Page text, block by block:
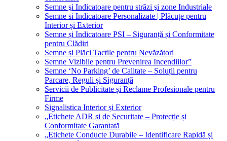
Semne şi Indicatoare pentru străzi şi zone Industriale
Semne si Indicatoare Personalizate | Plăcuțe pentru
Interior și Exterior
Semne și Indicatoare PSI – Siguranță și Conformitate
pentru Clădiri
Semne și Plăci Tactile pentru Nevăzători
Semne Vizibile pentru Prevenirea Incendiilor”
Semne ‘No Parking’ de Calitate – Soluții pentru
Parcare, Reguli și Siguranță
Servicii de Publicitate și Reclame Profesionale pentru
Firme
Signalistica Interior și Exterior
„Etichete ADR și de Securitate – Protecție și
Conformitate Garantată
„Etichete Conducte Durabile – Identificare Rapidă și